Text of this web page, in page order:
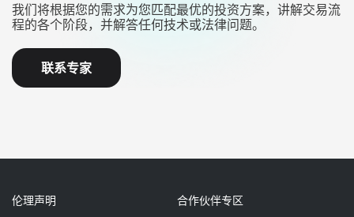
我们将根据您的需求为您匹配最优的投资方案，讲解交易流
程的各个阶段，并解答任何技术或法律问题。
联系专家
伦理声明
合作伙伴专区